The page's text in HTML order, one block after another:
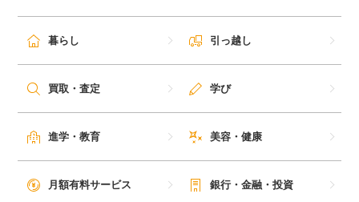
ポイ活お得情報
月額有料サービス
暮らし 引っ越し
買取・査定 学び
進学・教育 美容・健康
月額有料サービス 銀行・金融・投資